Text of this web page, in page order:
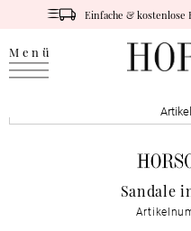
Einfache & kostenlose
Menü
Sandale